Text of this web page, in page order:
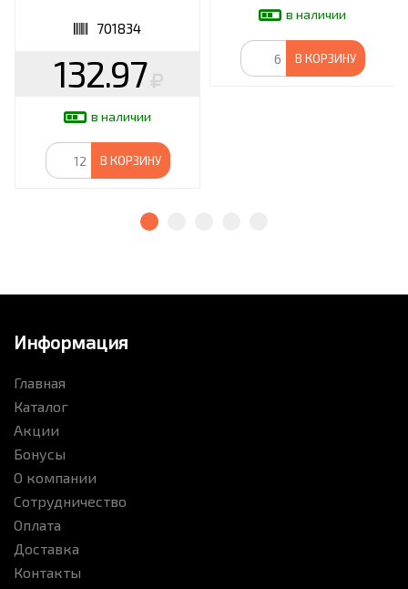
701834
132.97
в наличии
В КОРЗИНУ
в наличии
В КОРЗИНУ
Информация
Главная
Каталог
Акции
Бонусы
О компании
Сотрудничество
Оплата
Доставка
Контакты